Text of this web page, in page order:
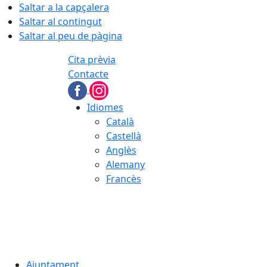
Saltar a la capçalera
Saltar al contingut
Saltar al peu de pàgina
Cita prèvia
Contacte
Idiomes
Català
Castellà
Anglès
Alemany
Francès